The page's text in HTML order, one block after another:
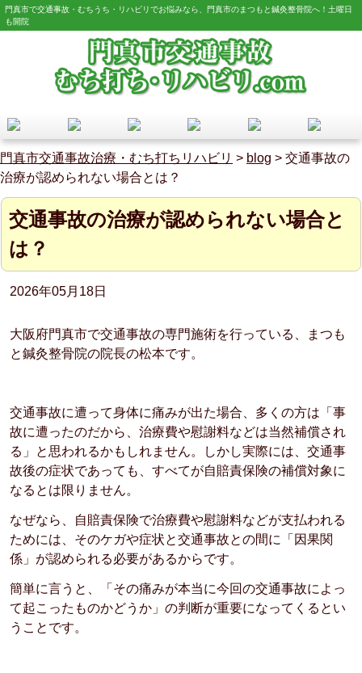
門真市で交通事故・むちうち・リハビリでお悩みなら、門真市のまつもと鍼灸整骨院へ！土曜日
も開院
門真市交通事故治療・むち打ちリハビリ > blog > 交通事故の
治療が認められない場合とは？
交通事故の治療が認められない場合と
は？
2026年05月18日
大阪府門真市で交通事故の専門施術を行っている、まつも
と鍼灸整骨院の院長の松本です。
交通事故に遭って身体に痛みが出た場合、多くの方は「事
故に遭ったのだから、治療費や慰謝料などは当然補償され
る」と思われるかもしれません。しかし実際には、交通事
故後の症状であっても、すべてが自賠責保険の補償対象に
なるとは限りません。
なぜなら、自賠責保険で治療費や慰謝料などが支払われる
ためには、そのケガや症状と交通事故との間に「因果関
係」が認められる必要があるからです。
簡単に言うと、「その痛みが本当に今回の交通事故によっ
て起こったものかどうか」の判断が重要になってくるとい
うことです。